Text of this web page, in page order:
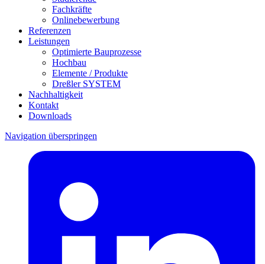
Fachkräfte
Onlinebewerbung
Referenzen
Leistungen
Optimierte Bauprozesse
Hochbau
Elemente / Produkte
Dreßler SYSTEM
Nachhaltigkeit
Kontakt
Downloads
Navigation überspringen